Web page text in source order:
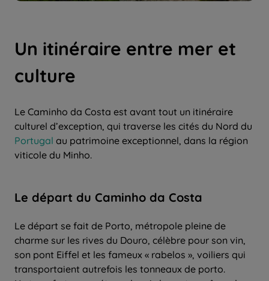
Un itinéraire entre mer et
culture
Le Caminho da Costa est avant tout un itinéraire
culturel d’exception, qui traverse les cités du Nord du
Portugal au patrimoine exceptionnel, dans la région
viticole du Minho.
Le départ du Caminho da Costa
Le départ se fait de Porto, métropole pleine de
charme sur les rives du Douro, célèbre pour son vin,
son pont Eiffel et les fameux « rabelos », voiliers qui
transportaient autrefois les tonneaux de porto.